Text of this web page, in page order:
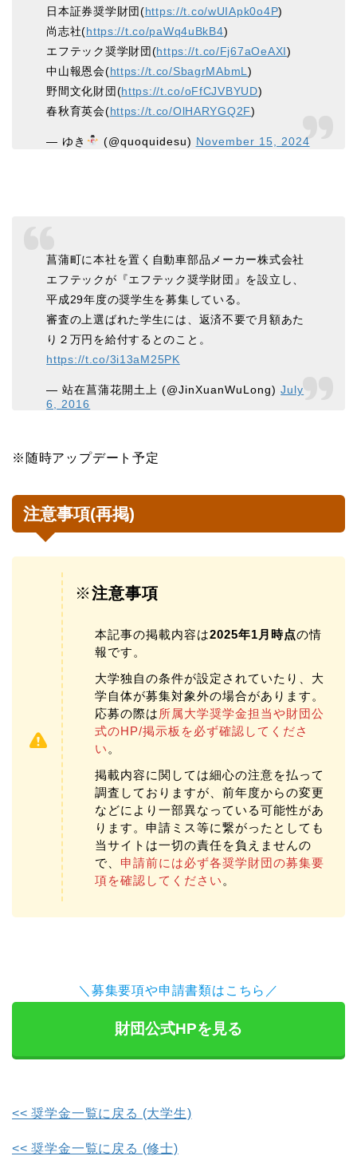
日本証券奨学財団(https://t.co/wUIApk0o4P)
尚志社(https://t.co/paWq4uBkB4)
エフテック奨学財団(https://t.co/Fj67aOeAXI)
中山報恩会(https://t.co/SbagrMAbmL)
野間文化財団(https://t.co/oFfCJVBYUD)
春秋育英会(https://t.co/OlHARYGQ2F)
— ゆき (@quoquidesu) November 15, 2024
菖蒲町に本社を置く自動車部品メーカー株式会社
エフテックが『エフテック奨学財団』を設立し、
平成29年度の奨学生を募集している。
審査の上選ばれた学生には、返済不要で月額あた
り２万円を給付するとのこと。
https://t.co/3i13aM25PK
— 站在菖蒲花開土上 (@JinXuanWuLong)July
6, 2016
※随時アップデート予定
注意事項(再掲)
※注意事項
本記事の掲載内容は2025年1月時点の情
報です。
大学独自の条件が設定されていたり、大
学自体が募集対象外の場合があります。
応募の際は 所属大学奨学金担当や財団公
式のHP/掲示板を必ず確認してくださ
い 。
掲載内容に関しては細心の注意を払って
調査しておりますが、前年度からの変更
などにより一部異なっている可能性があ
ります。申請ミス等に繋がったとしても
当サイトは一切の責任を負えませんの
で、 申請前には必ず各奨学財団の募集要
項を確認してください 。
＼募集要項や申請書類はこちら／
財団公式HPを見る
<< 奨学金一覧に戻る (大学生)
<< 奨学金一覧に戻る (修士)